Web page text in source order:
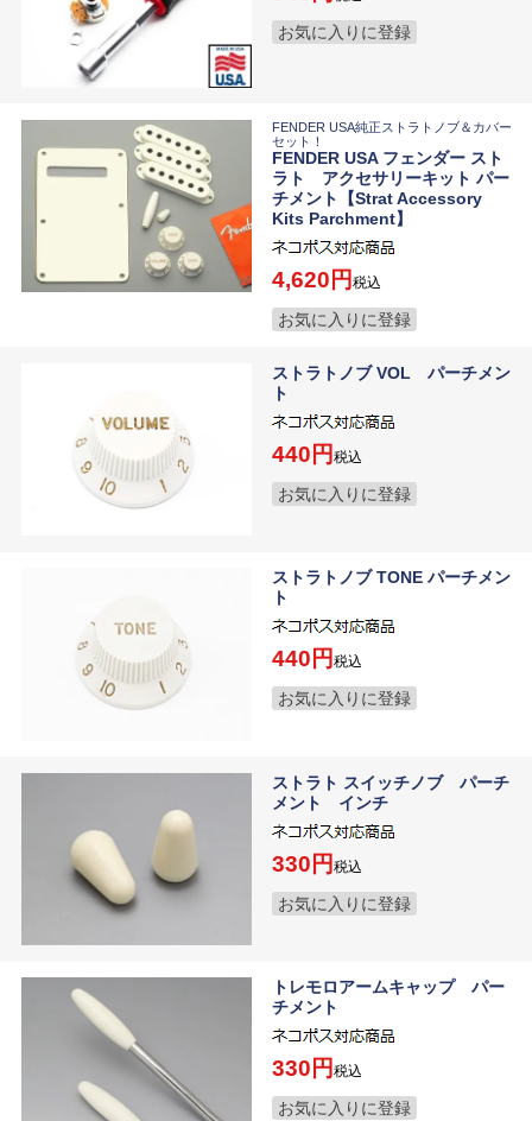
お気に入りに登録
FENDER USA純正ストラトノブ＆カバー
セット！
FENDER USA フェンダー スト
ラト アクセサリーキット パー
チメント【Strat Accessory
Kits Parchment】
4,620 税込
お気に入りに登録
ストラトノブ VOL パーチメン
ト
440 税込
お気に入りに登録
ストラトノブ TONE パーチメン
ト
440 税込
お気に入りに登録
ストラト スイッチノブ パーチ
メント インチ
330 税込
お気に入りに登録
トレモロアームキャップ パー
チメント
330 税込
お気に入りに登録